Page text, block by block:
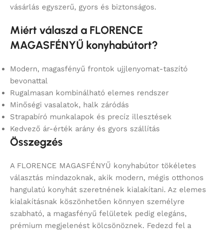
vásárlás egyszerű, gyors és biztonságos.
Miért válaszd a FLORENCE
MAGASFÉNYŰ konyhabútort?
Modern, magasfényű frontok ujjlenyomat-taszító
bevonattal
Rugalmasan kombinálható elemes rendszer
Minőségi vasalatok, halk záródás
Strapabíró munkalapok és precíz illesztések
Kedvező ár-érték arány és gyors szállítás
Összegzés
A FLORENCE MAGASFÉNYŰ konyhabútor tökéletes
választás mindazoknak, akik modern, mégis otthonos
hangulatú konyhát szeretnének kialakítani. Az elemes
kialakításnak köszönhetően könnyen személyre
szabható, a magasfényű felületek pedig elegáns,
prémium megjelenést kölcsönöznek. Fedezd fel a